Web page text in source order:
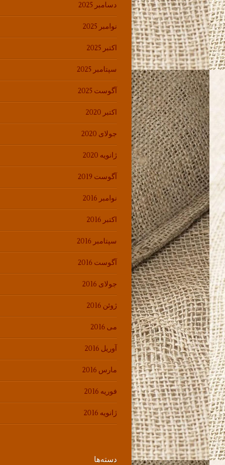
دسامبر 2025
نوامبر 2025
اکتبر 2025
سپتامبر 2025
آگوست 2025
اکتبر 2020
جولای 2020
ژانویه 2020
آگوست 2019
نوامبر 2016
اکتبر 2016
سپتامبر 2016
آگوست 2016
جولای 2016
ژوئن 2016
می 2016
آوریل 2016
مارس 2016
فوریه 2016
ژانویه 2016
دسته‌ها